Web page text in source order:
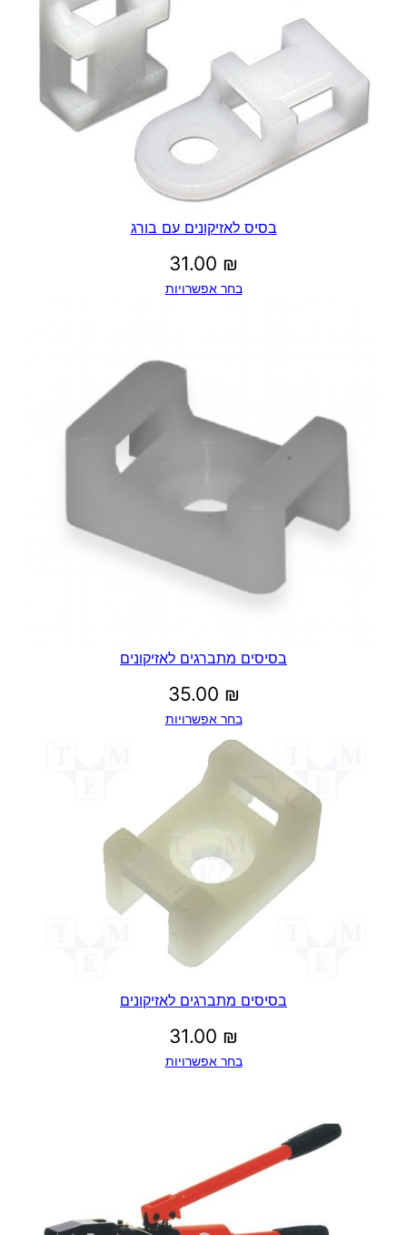
בסיס לאזיקונים עם בורג
31.00 ₪
בחר אפשרויות
בסיסים מתברגים לאזיקונים
35.00 ₪
בחר אפשרויות
בסיסים מתברגים לאזיקונים
31.00 ₪
בחר אפשרויות